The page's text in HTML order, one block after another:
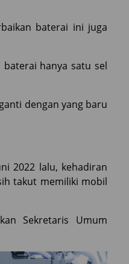
baterai ini juga
hanya satu sel
dengan yang baru
2022 lalu, kehadiran
takut memiliki mobil
Sekretaris Umum